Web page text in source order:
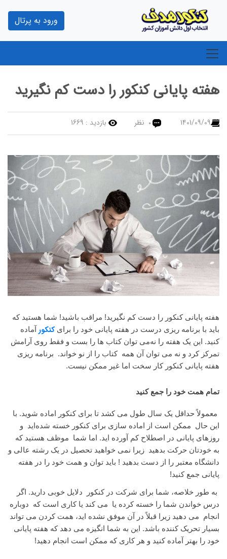
ورود به پرتال
هفته پایانی کنکور را دست کم نگیرید
1401/09/09
0 نظر بازدید : 1669
هفته پایانی کنکور را دست کم نگیرید! مراقب باشید! شما هستید که
باید با برنامه ریزی درست در هفته پایانی خود را برایکنکور آماده
کنید. این یک هفته را نه‌می توان کتاب ها را بست و فقط روی آرامش
تمرکز کرد و نه می توان آن همه کتاب را از نو خواند. برنامه ریزی
هفته پایانی کنکور کار سخت اما غیر ممکن نیست.
تمام همت خود را جمع کنید
معمولاً حداقل یک سال طول می کشد تا برای کنکور اماده شوید. با
این حال ممکن است از اماده سازی برای کنکور خسته شده‌اید و
روزهای پایانی در اصطلاح کم آورده اید. اما شما موظف هستید که
به خودتان حرکت بدهید زیرا نمی خواهید تحصیل در یک رشته عالی و
دانشگاه معتبر را از دست بدهید ! باید توان و همت خود را در هفته
پایانی جمع کنید!
به طور خلاصه، شما برای شرکت در کنکور دلایل خوبی دارید. اگر
درس خواندن شما را خسته کرده یا می کند یا کاری است که دوباره
انجام می دهید زیرا قبلاً در آن موفق نشده اید، همت کردن می تواند
بسیار تحریک کننده باشد. این به شما انگیزه می دهد که هفته پایانی
خود را بهتر آماده کنید و هر کاری که ممکن است انجام دهید!